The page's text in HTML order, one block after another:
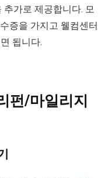
가로 제공합니다. 모
증을 가지고 웰컴센터
됩니다.
펀/마일리지